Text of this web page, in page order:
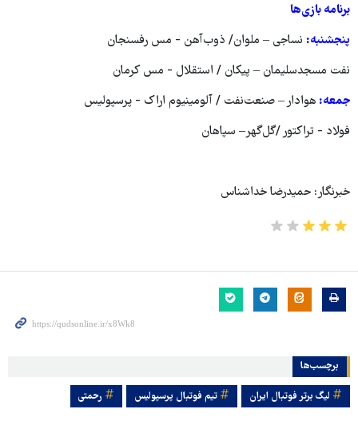
برنامه بازی‌ها
پنجشنبه: نساجی – ملوان/ ذوب‌آهن - مس رفسنجان
نفت مسجدسلیمان – پیکان / استقلال - مس کرمان
جمعه: هوادار – صنعت‌نفت / آلومینیوم اراک - پرسپولیس
فولاد - تراکتور /گل‌گهر– سپاهان
خبرنگار: حمیدرضا خداشناس
برچسب‌ها
لیگ برتر فوتبال ایران تیم فوتبال پرسپولیس رحمتی